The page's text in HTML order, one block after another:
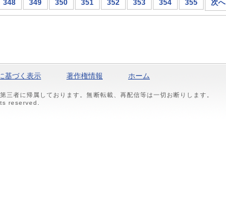
348 349 350 351 352 353 354 355 次へ
基づく表示 著作権情報 ホーム
者に帰属しております。無断転載、再配信等は一切お断りします。
reserved.